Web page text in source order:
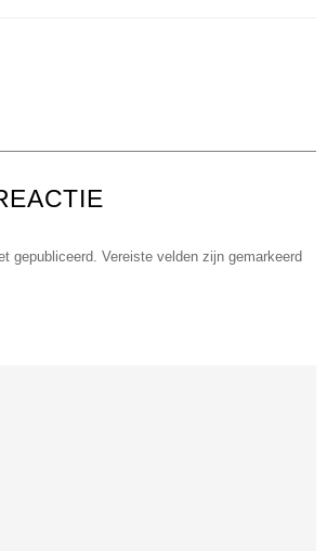
gepubliceerd. Vereiste velden zijn gemarkeerd